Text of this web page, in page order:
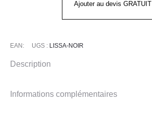
Ajouter au devis GRATUIT
EAN: UGS : LISSA-NOIR
Description
Informations complémentaires